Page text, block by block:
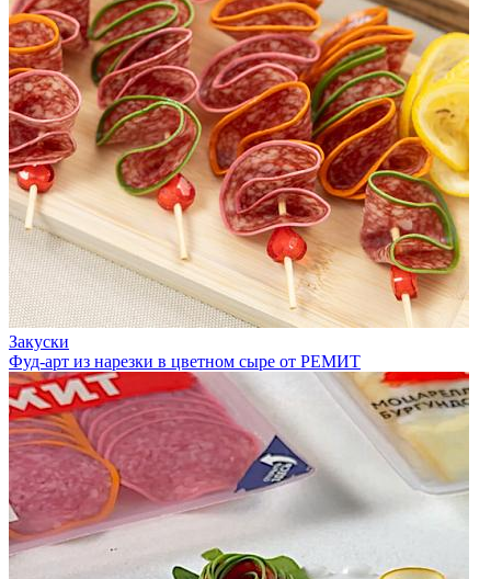
Закуски
Фуд-арт из нарезки в цветном сыре от РЕМИТ